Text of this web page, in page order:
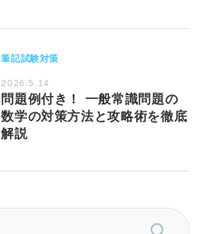
筆記試験対策
2026.5.14
問題例付き！ 一般常識問題の
数学の対策方法と攻略術を徹底
解説